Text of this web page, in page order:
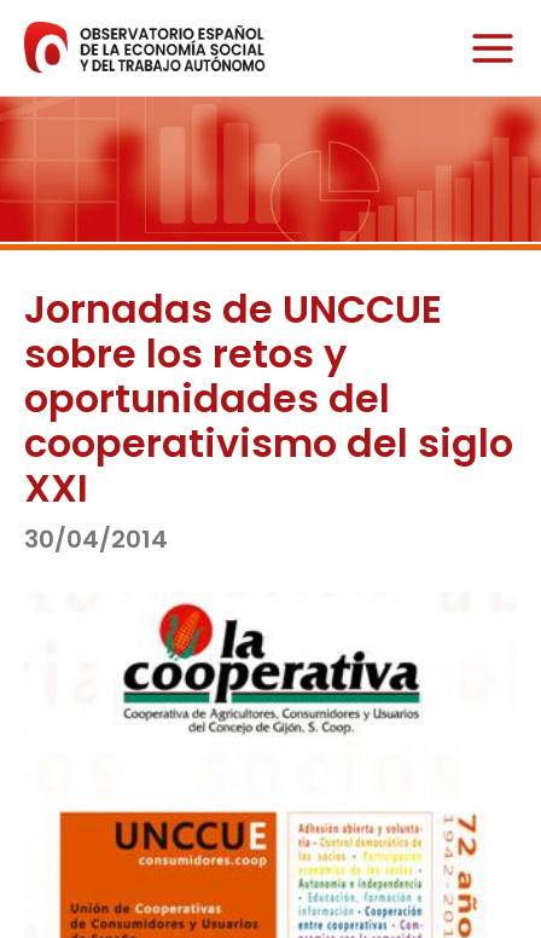
contenido
Jornadas de UNCCUE
sobre los retos y
oportunidades del
cooperativismo del siglo
XXI
30/04/2014